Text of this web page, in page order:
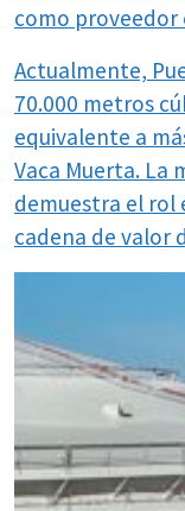
como proveedor
Actualmente,
70.000 metros
equivalente a
Vaca Muerta. La
demuestra el rol
cadena de valor